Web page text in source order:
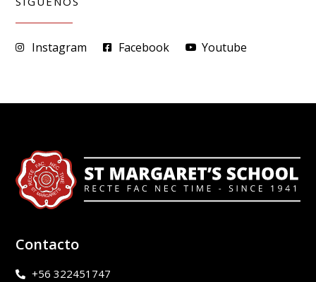
Instagram Facebook Youtube
Contacto
+56 322451747